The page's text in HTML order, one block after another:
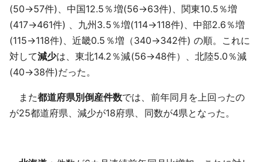
(50→57件)、中国12.5％増(56→63件)、関東10.5％増
(417→461件) 、九州3.5％増(114→118件)、中部2.6％増
(115→118件)、近畿0.5％増（340→342件) の順。これに
対して減少は、東北14.2％減(56→48件）、北陸5.0％減
(40→38件)だった。
また都道府県別倒産件数では、前年同月を上回ったの
が25都道府県、減少が18府県、同数が4県となった。